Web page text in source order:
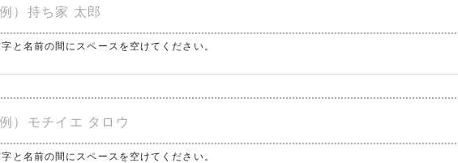
と名前の間にスペースを空けてください。
と名前の間にスペースを空けてください。